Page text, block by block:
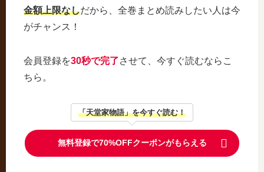
金額上限なしだから、全巻まとめ読みしたい人は今
がチャンス！
会員登録を30秒で完了させて、今すぐ読むならこ
ちら。
「天堂家物語」を今すぐ読む！
無料登録で70%OFFクーポンがもらえる